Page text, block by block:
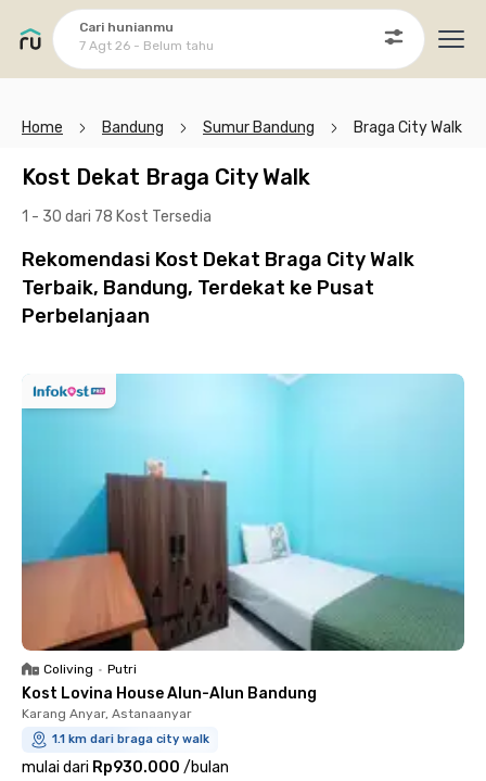
Cari hunianmu
7 Agt 26 - Belum tahu
Home Bandung Sumur Bandung Braga City Walk
Kost Dekat Braga City Walk
1 - 30 dari 78 Kost Tersedia
Rekomendasi Kost Dekat Braga City Walk
Terbaik, Bandung, Terdekat ke Pusat
Perbelanjaan
Coliving • Putri
Kost Lovina House Alun-Alun Bandung
Karang Anyar, Astanaanyar
1.1 km dari braga city walk
mulai dari Rp930.000 /bulan